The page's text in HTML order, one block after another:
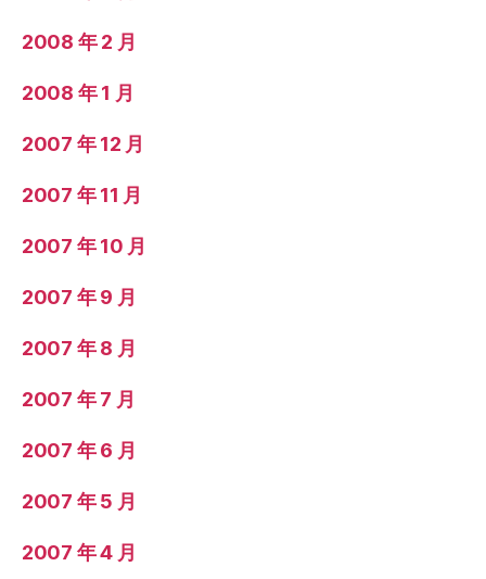
2008 年 2 月
2008 年 1 月
2007 年 12 月
2007 年 11 月
2007 年 10 月
2007 年 9 月
2007 年 8 月
2007 年 7 月
2007 年 6 月
2007 年 5 月
2007 年 4 月